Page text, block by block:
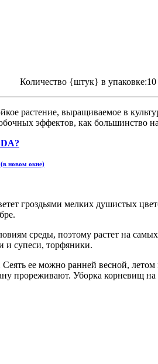
Количество {штук} в упаковке:10
растение, выращиваемое в
эффектов, как большинство
(в новом окне)
гроздьями мелких душистых
среды, поэтому растет на
и супеси, торфяники.
Сеять ее можно ранней весной,
прореживают. Уборка корневищ на